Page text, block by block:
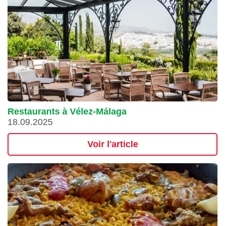
Restaurants à Vélez-Málaga
18.09.2025
Voir l'article